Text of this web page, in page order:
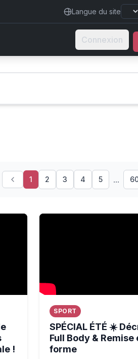
Langue du site
Connexion
1 2 3 4 5 ...
: ses complices français en
!
SPÉCIAL ÉTÉ ☀️
SPORT
SPÉCIAL ÉTÉ ☀️
Full Body & Remise
forme